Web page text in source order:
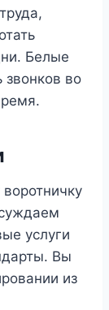
Белые
звонков во
услуги
Вы
из